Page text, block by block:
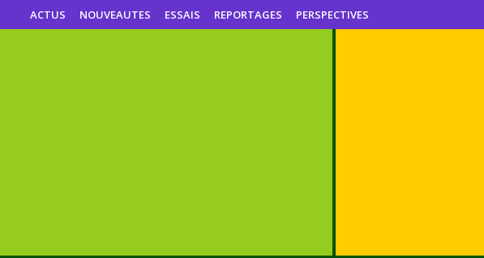
ACTUS NOUVEAUTES ESSAIS REPORTAGES PERSPECTIVES